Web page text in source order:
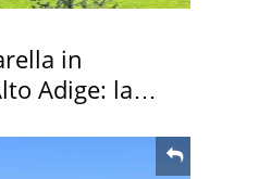
in
Adige: la